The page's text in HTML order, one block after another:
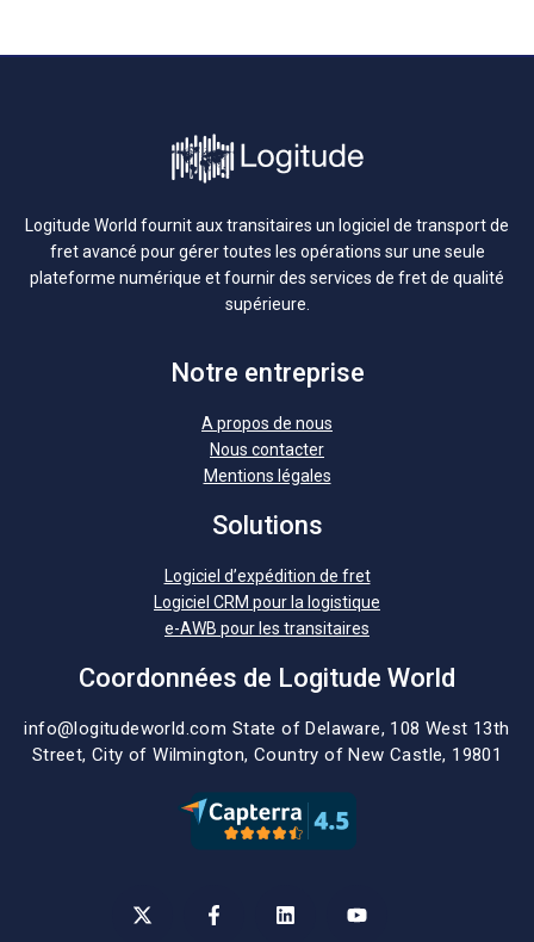
Logitude World fournit aux transitaires un logiciel de transport de
fret avancé pour gérer toutes les opérations sur une seule
plateforme numérique et fournir des services de fret de qualité
supérieure.
Notre entreprise
A propos de nous
Nous contacter
Mentions légales
Solutions
Logiciel d’expédition de fret
Logiciel CRM pour la logistique
e-AWB pour les transitaires
Coordonnées de Logitude World
info@logitudeworld.com State of Delaware, 108 West 13th
Street, City of Wilmington, Country of New Castle, 19801